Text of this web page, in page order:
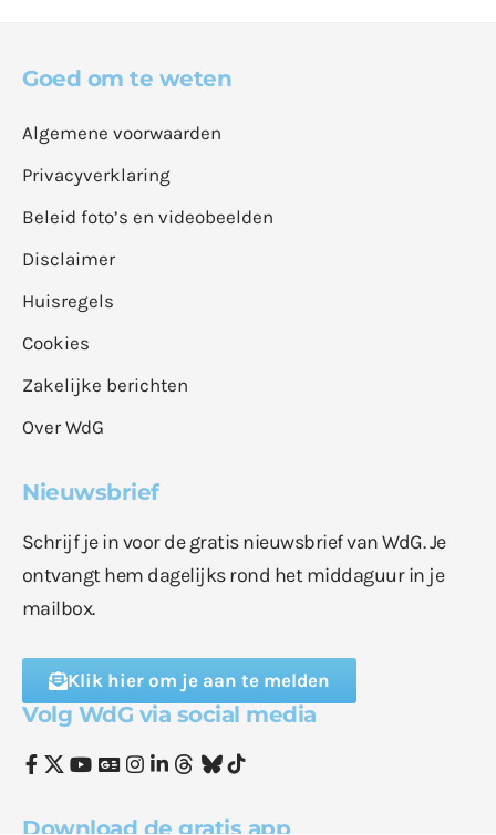
Goed om te weten
Algemene voorwaarden
Privacyverklaring
Beleid foto’s en videobeelden
Disclaimer
Huisregels
Cookies
Zakelijke berichten
Over WdG
Nieuwsbrief
Schrijf je in voor de gratis nieuwsbrief van WdG. Je
ontvangt hem dagelijks rond het middaguur in je
mailbox.
Klik hier om je aan te melden
Volg WdG via social media
Download de gratis app